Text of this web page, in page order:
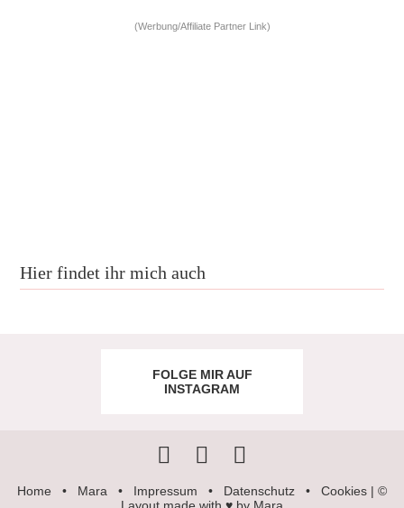
(Werbung/Affiliate Partner Link)
Hier findet ihr mich auch
FOLGE MIR AUF
INSTAGRAM
Home • Mara • Impressum • Datenschutz • Cookies | ©
Layout made with ♥ by Mara